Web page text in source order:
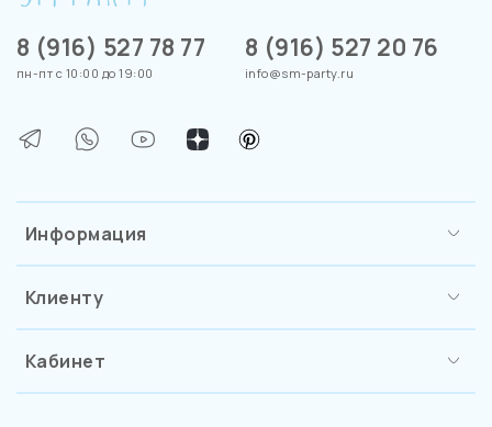
Информация
Клиенту
Кабинет
8 (916) 527 78 77
пн-пт с 10:00 до 19:00
8 (916) 527 20 76
info@sm-party.ru